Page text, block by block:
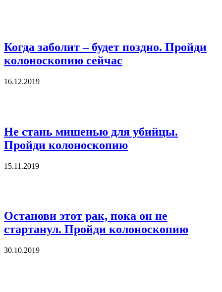
Когда заболит – будет поздно. Пройди
колоноскопию сейчас
16.12.2019
Не стань мишенью для убийцы.
Пройди колоноскопию
15.11.2019
Останови этот рак, пока он не
стартанул. Пройди колоноскопию
30.10.2019